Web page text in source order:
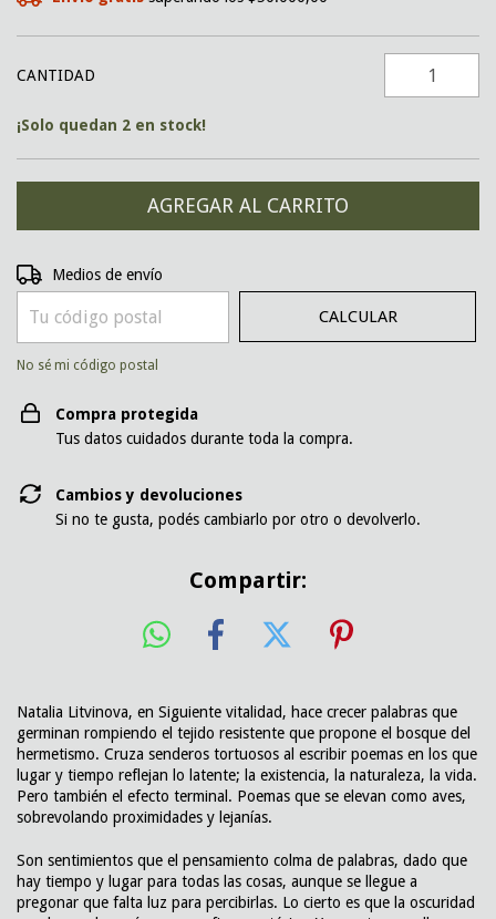
CANTIDAD
¡Solo quedan 2 en stock!
Entregas para el CP:
Medios de envío
CALCULAR
No sé mi código postal
Compra protegida
Tus datos cuidados durante toda la compra.
Cambios y devoluciones
Si no te gusta, podés cambiarlo por otro o devolverlo.
Compartir:
Natalia Litvinova, en Siguiente vitalidad, hace crecer palabras que
germinan rompiendo el tejido resistente que propone el bosque del
hermetismo. Cruza senderos tortuosos al escribir poemas en los que
lugar y tiempo reflejan lo latente; la existencia, la naturaleza, la vida.
Pero también el efecto terminal. Poemas que se elevan como aves,
sobrevolando proximidades y lejanías.
Son sentimientos que el pensamiento colma de palabras, dado que
hay tiempo y lugar para todas las cosas, aunque se llegue a
pregonar que falta luz para percibirlas. Lo cierto es que la oscuridad